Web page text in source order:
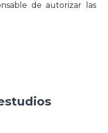
de autorizar las